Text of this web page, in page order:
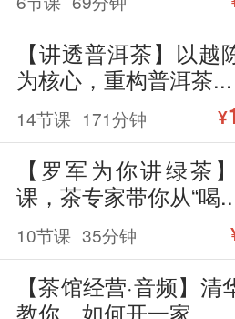
【讲透普洱茶】以越
为核心，重构普洱茶...
14节课 171分钟 ¥
【罗军为你讲绿茶
课，茶专家带你从“喝
10节课 35分钟
【茶馆经营·音频】清
教你，如何开一家...